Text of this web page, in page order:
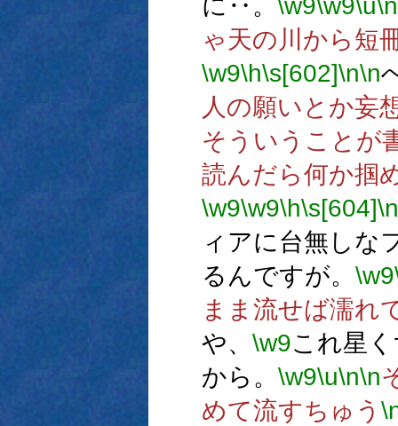
に‥。 \w9\w9\u\n
ゃ天の川から短
\w9\h\s[602]\n\n
人の願いとか妄
そういうことが
読んだら何か掴
\w9\w9\h\s[604]\n
ィアに台無しな
るんですが。 \w9
まま流せば濡れ
や、 \w9これ星
から。 \w9\u\n\n
めて流すちゅう